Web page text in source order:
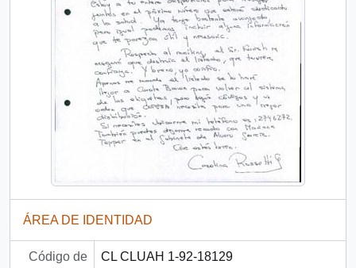
ÁREA DE IDENTIDAD
Código de CL CLUAH 1-92-18129